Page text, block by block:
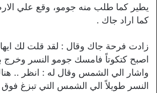
يطير كما طلب منه جومو، وقع علي
كما اراد جاك .
زادت فرحة جاك وقال : لقد قلت لك ايها
اصبح كتكوتاً فامسك جومو النسر وخرج
واشار الي الشمس وقال له : انظر ..
النسر طويلاً الي الشمس التي تبزغ